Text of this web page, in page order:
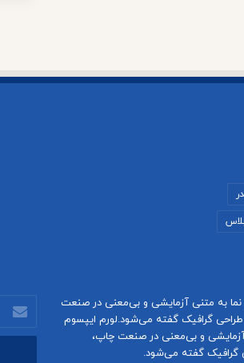
نما به متنی آزمایشی و بی‌معنی در صنعت
گرافیک گفته می‌شود.لورم ایپسوم
آزمایشی و بی‌معنی در صنعت چاپ،
گرافیک گفته می‌شود.
ایمیل
خود